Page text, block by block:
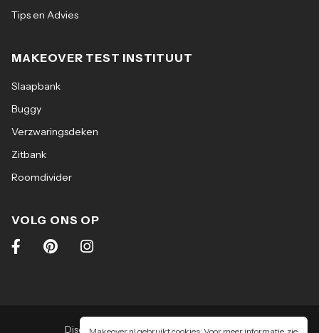
Tips en Advies
MAKEOVER TEST INSTITUUT
Slaapbank
Buggy
Verzwaringsdeken
Zitbank
Roomdivider
VOLG ONS OP
Disclaimer | Algemene voorwaarden |